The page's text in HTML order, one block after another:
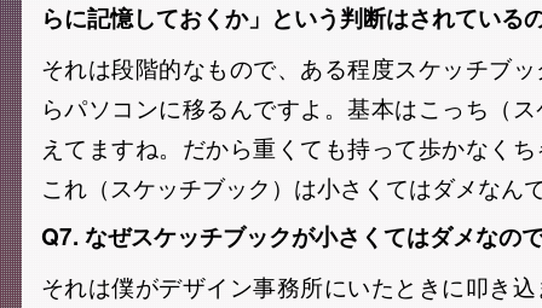
らに記憶しておくか」という判断はされている
それは段階的なもので、ある程度スケッチブ
らパソコンに移るんですよ。基本はこっち（
えてますね。だから重くても持って歩かなく
これ（スケッチブック）は小さくてはダメなん
Q7. なぜスケッチブックが小さくてはダメなの
それは僕がデザイン事務所にいたときに叩き